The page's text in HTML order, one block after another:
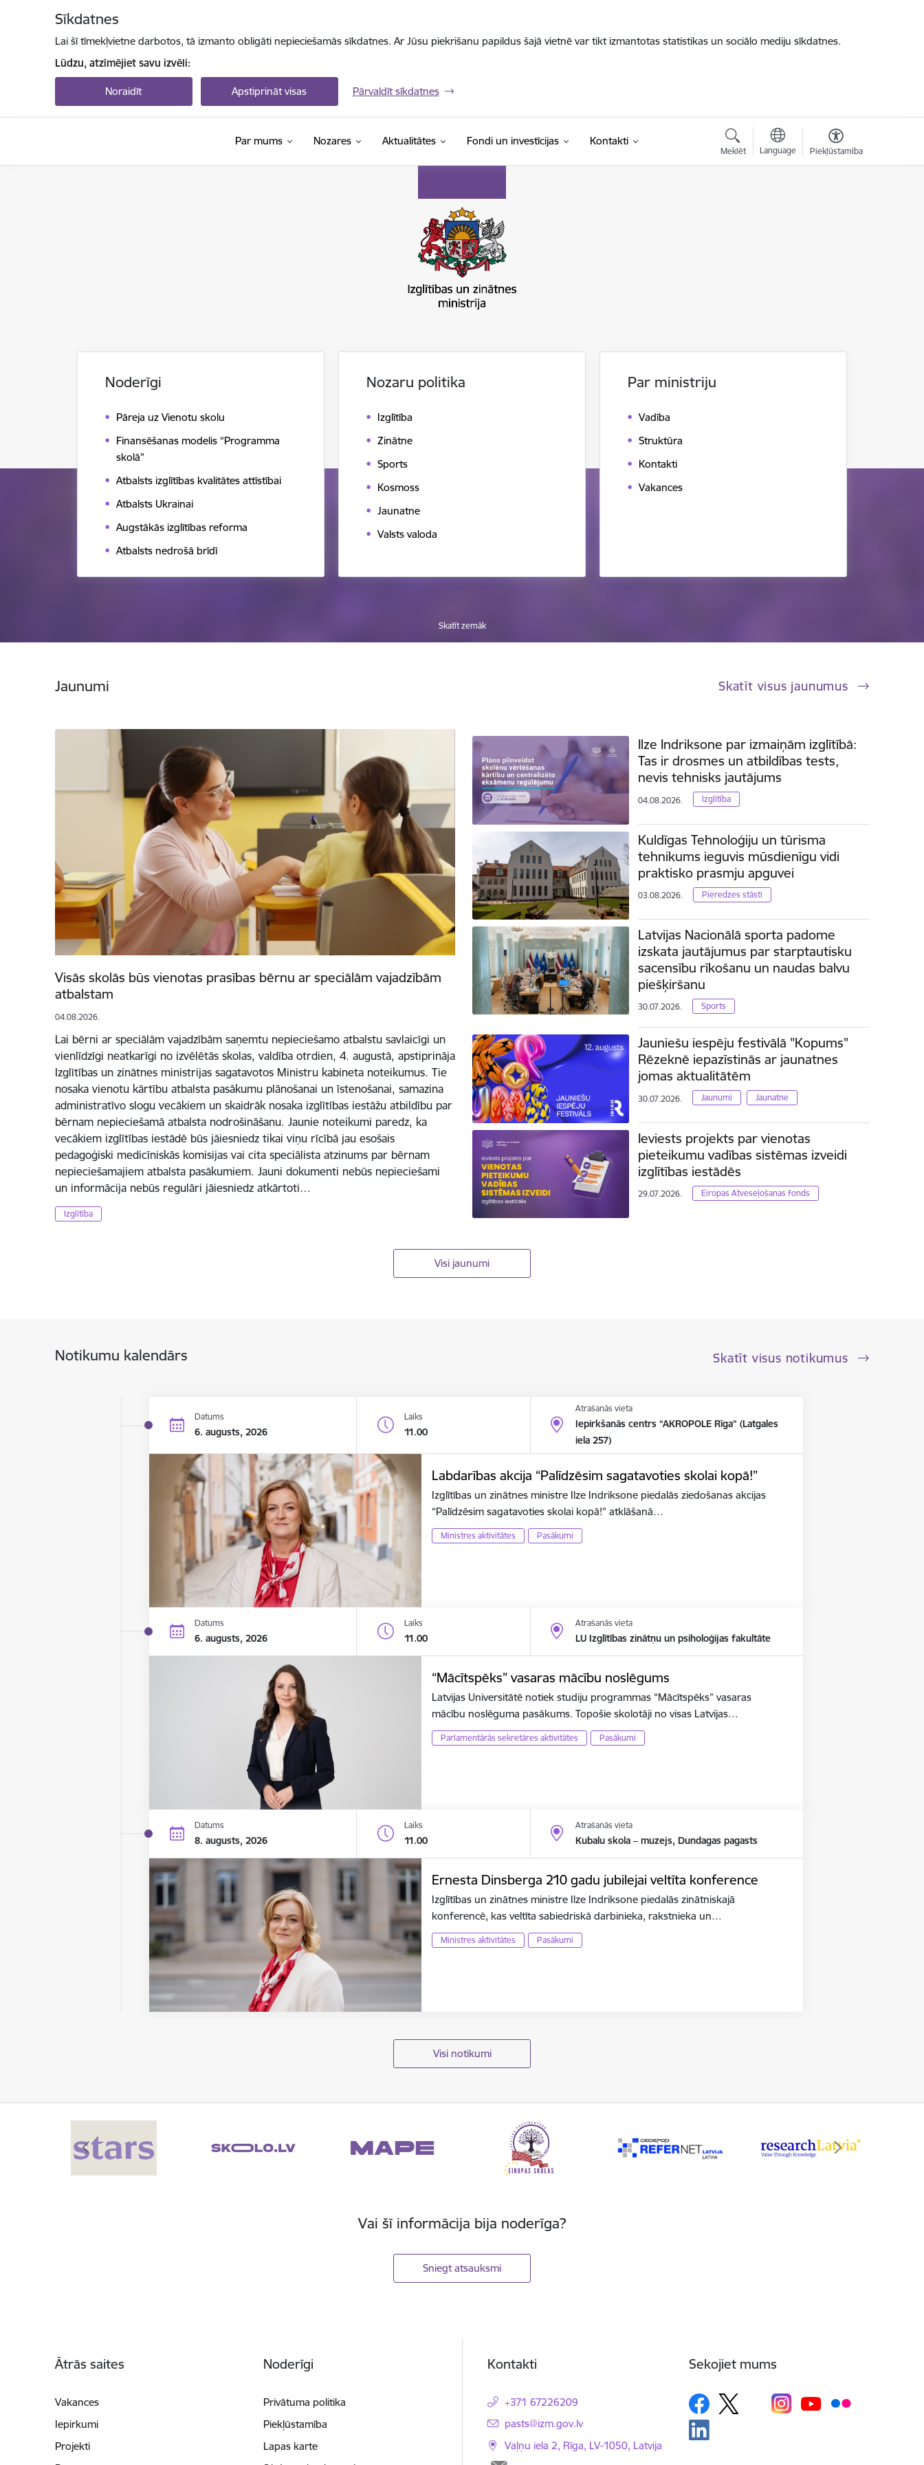
Sīkdatnes
Lai šī tīmekļvietne darbotos, tā izmanto obligāti nepieciešamās sīkdatnes. Ar Jūsu piekrišanu papildus šajā vietnē var tikt izmantotas statistikas un sociālo mediju sīkdatnes.
Lūdzu, atzīmējiet savu izvēli:
Noraidīt Apstiprināt visas Pārvaldīt sīkdatnes
Par mums Nozares Aktualitātes Fondi un investīcijas Kontakti
Meklēt Language Piekļūstamība
Noderīgi
Pāreja uz Vienotu skolu
Finansēšanas modelis “Programma
skolā”
Atbalsts izglītības kvalitātes attīstībai
Atbalsts Ukrainai
Augstākās izglītības reforma
Atbalsts nedrošā brīdī
Nozaru politika
Izglītība
Zinātne
Sports
Kosmoss
Jaunatne
Valsts valoda
Par ministriju
Vadība
Struktūra
Kontakti
Vakances
Skatīt zemāk
Jaunumi Skatīt visus jaunumus
Visās skolās būs vienotas prasības bērnu ar speciālām vajadzībām
atbalstam
04.08.2026.
Lai bērni ar speciālām vajadzībām saņemtu nepieciešamo atbalstu savlaicīgi un
vienlīdzīgi neatkarīgi no izvēlētās skolas, valdība otrdien, 4. augustā, apstiprināja
Izglītības un zinātnes ministrijas sagatavotos Ministru kabineta noteikumus. Tie
nosaka vienotu kārtību atbalsta pasākumu plānošanai un īstenošanai, samazina
administratīvo slogu vecākiem un skaidrāk nosaka izglītības iestāžu atbildību par
bērnam nepieciešamā atbalsta nodrošināšanu. Jaunie noteikumi paredz, ka
vecākiem izglītības iestādē būs jāiesniedz tikai viņu rīcībā jau esošais
pedagoģiski medicīniskās komisijas vai cita speciālista atzinums par bērnam
nepieciešamajiem atbalsta pasākumiem. Jauni dokumenti nebūs nepieciešami
un informācija nebūs regulāri jāiesniedz atkārtoti…
Izglītība
Ilze Indriksone par izmaiņām izglītībā:
Tas ir drosmes un atbildības tests,
nevis tehnisks jautājums
04.08.2026. Izglītība
Kuldīgas Tehnoloģiju un tūrisma
tehnikums ieguvis mūsdienīgu vidi
praktisko prasmju apguvei
03.08.2026. Pieredzes stāsti
Latvijas Nacionālā sporta padome
izskata jautājumus par starptautisku
sacensību rīkošanu un naudas balvu
piešķiršanu
30.07.2026. Sports
Jauniešu iespēju festivālā "Kopums"
Rēzeknē iepazīstinās ar jaunatnes
jomas aktualitātēm
30.07.2026. Jaunumi Jaunatne
Ieviests projekts par vienotas
pieteikumu vadības sistēmas izveidi
izglītības iestādēs
29.07.2026. Eiropas Atveseļošanas fonds
Visi jaunumi
Notikumu kalendārs Skatīt visus notikumus
Datums
6. augusts, 2026
Laiks
11.00
Atrašanās vieta
Iepirkšanās centrs “AKROPOLE Rīga” (Latgales
iela 257)
Labdarības akcija “Palīdzēsim sagatavoties skolai kopā!”
Izglītības un zinātnes ministre Ilze Indriksone piedalās ziedošanas akcijas
“Palīdzēsim sagatavoties skolai kopā!” atklāšanā…
Ministres aktivitātes Pasākumi
Datums
6. augusts, 2026
Laiks
11.00
Atrašanās vieta
LU Izglītības zinātņu un psiholoģijas fakultāte
“Mācītspēks” vasaras mācību noslēgums
Latvijas Universitātē notiek studiju programmas “Mācītspēks” vasaras
mācību noslēguma pasākums. Topošie skolotāji no visas Latvijas…
Parlamentārās sekretāres aktivitātes Pasākumi
Datums
8. augusts, 2026
Laiks
11.00
Atrašanās vieta
Kubalu skola – muzejs, Dundagas pagasts
Ernesta Dinsberga 210 gadu jubilejai veltīta konference
Izglītības un zinātnes ministre Ilze Indriksone piedalās zinātniskajā
konferencē, kas veltīta sabiedriskā darbinieka, rakstnieka un…
Ministres aktivitātes Pasākumi
Visi notikumi
Vai šī informācija bija noderīga?
Sniegt atsauksmi
Ātrās saites
Vakances
Iepirkumi
Projekti
Noderīgi
Privātuma politika
Piekļūstamība
Lapas karte
Kontakti
+371 67226209
E-pasts:
pasts@izm.gov.lv
Vaļņu iela 2, Rīga, LV-1050, Latvija
Sekojiet mums